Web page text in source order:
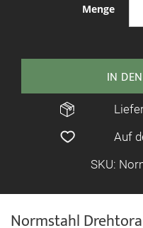
Normstahl
Menge
IN
Auf
SKU: